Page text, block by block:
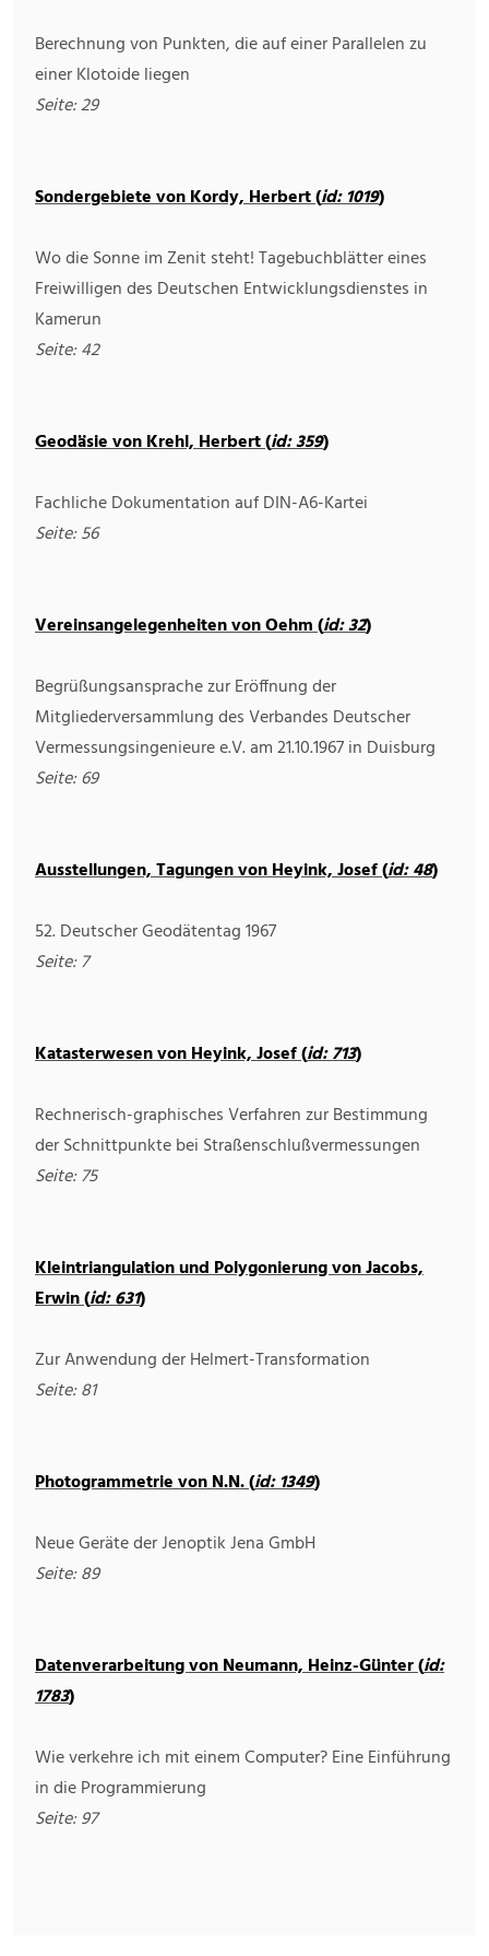
Berechnung von Punkten, die auf einer Parallelen zu
einer Klotoide liegen
Seite: 29
Sondergebiete von Kordy, Herbert (id: 1019)
Wo die Sonne im Zenit steht! Tagebuchblätter eines
Freiwilligen des Deutschen Entwicklungsdienstes in
Kamerun
Seite: 42
Geodäsie von Krehl, Herbert (id: 359)
Fachliche Dokumentation auf DIN-A6-Kartei
Seite: 56
Vereinsangelegenheiten von Oehm (id: 32)
Begrüßungsansprache zur Eröffnung der
Mitgliederversammlung des Verbandes Deutscher
Vermessungsingenieure e.V. am 21.10.1967 in Duisburg
Seite: 69
Ausstellungen, Tagungen von Heyink, Josef (id: 48)
52. Deutscher Geodätentag 1967
Seite: 7
Katasterwesen von Heyink, Josef (id: 713)
Rechnerisch-graphisches Verfahren zur Bestimmung
der Schnittpunkte bei Straßenschlußvermessungen
Seite: 75
Kleintriangulation und Polygonierung von Jacobs,
Erwin (id: 631)
Zur Anwendung der Helmert-Transformation
Seite: 81
Photogrammetrie von N.N. (id: 1349)
Neue Geräte der Jenoptik Jena GmbH
Seite: 89
Datenverarbeitung von Neumann, Heinz-Günter (id:
1783)
Wie verkehre ich mit einem Computer? Eine Einführung
in die Programmierung
Seite: 97